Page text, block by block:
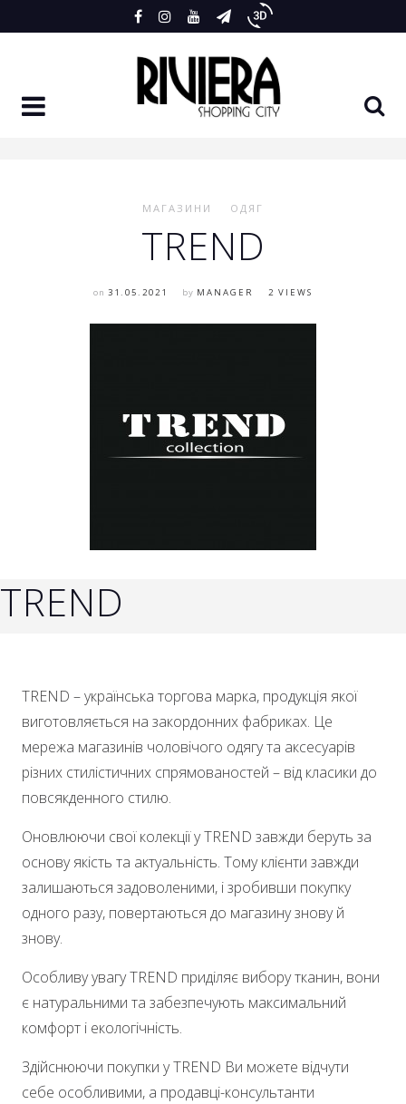
to
МАГАЗИНИ ОДЯГ
TREND
on 31.05.2021 by MANAGER 2 VIEWS
TREND
TREND – українська торгова марка, продукція якої
виготовляється на закордонних фабриках. Це
мережа магазинів чоловічого одягу та аксесуарів
різних стилістичних спрямованостей – від класики до
повсякденного стилю.
Оновлюючи свої колекції у TREND завжди беруть за
основу якість та актуальність. Тому клієнти завжди
залишаються задоволеними, і зробивши покупку
одного разу, повертаються до магазину знову й
знову.
Особливу увагу TREND приділяє вибору тканин, вони
є натуральними та забезпечують максимальний
комфорт і екологічність.
Здійснюючи покупки у TREND Ви можете відчути
себе особливими, а продавці-консультанти